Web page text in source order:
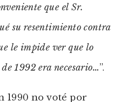
que el Sr.
su resentimiento contra
le impide ver que lo
1992 era necesario…”.
1990 no voté por